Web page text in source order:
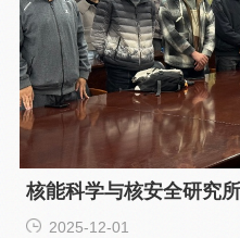
核能科学与核安全研究
新生党员领学主题党日
2025-12-01